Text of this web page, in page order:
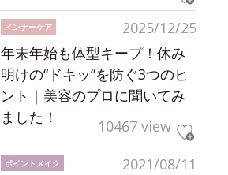
2025/12/25
インナーケア
年末年始も体型キープ！休み
明けの“ドキッ”を防ぐ3つのヒ
ント｜美容のプロに聞いてみ
ました！
10467 view
2021/08/11
ポイントメイク